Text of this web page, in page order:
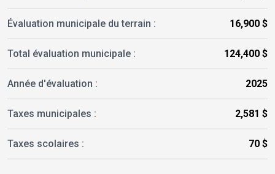
Évaluation municipale du terrain : 16,900 $
Total évaluation municipale : 124,400 $
Année d'évaluation : 2025
Taxes municipales : 2,581 $
Taxes scolaires : 70 $